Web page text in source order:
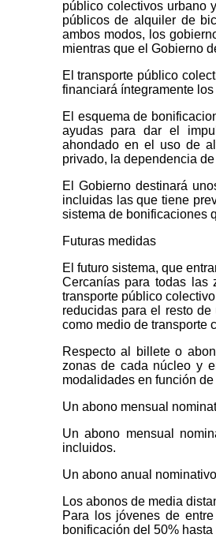
público colectivos urbano
públicos de alquiler de
ambos modos, los
mientras que el Gobierno
El transporte público
financiará íntegramente
El esquema de
ayudas para dar el
ahondado en el uso de
privado, la dependencia
El Gobierno destinará
incluidas las que tiene
sistema de bonificaciones
Futuras medidas
El futuro sistema, que
Cercanías para todas las
transporte público
reducidas para el resto
como medio de transporte
Respecto al billete o
zonas de cada núcleo y
modalidades en función de
Un abono mensual
Un abono mensual
incluidos.
Un abono anual
Los abonos de media
Para los jóvenes de
bonificación del 50%